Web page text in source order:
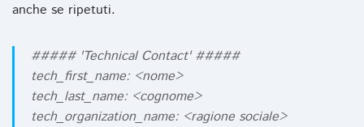
anche se ripetuti.
##### 'Technical Contact' #####
tech_first_name: <nome>
tech_last_name: <cognome>
tech_organization_name: <ragione sociale>